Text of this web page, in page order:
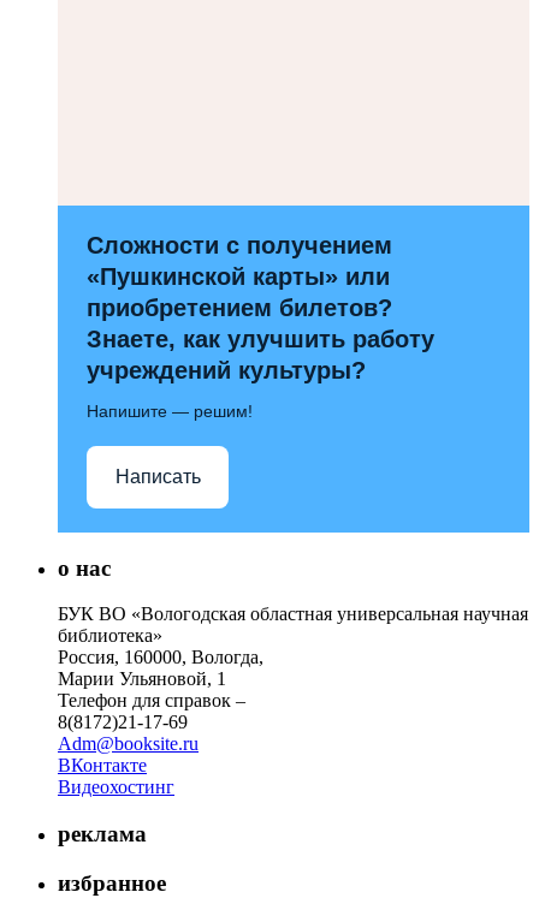
Сложности с получением
«Пушкинской карты» или
приобретением билетов?
Знаете, как улучшить работу
учреждений культуры?
Напишите — решим!
Написать
о нас
БУК ВО «Вологодская областная универсальная научная
библиотека»
Россия, 160000, Вологда,
Марии Ульяновой, 1
Телефон для справок –
8(8172)21-17-69
Adm@booksite.ru
ВКонтакте
Видеохостинг
реклама
избранное